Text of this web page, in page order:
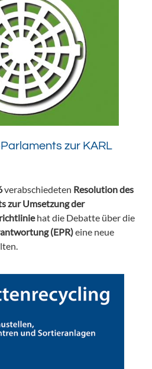
zur KARL
verabschiedeten Resolution des
zur Umsetzung der
hat die Debatte über die
(EPR)eine neue